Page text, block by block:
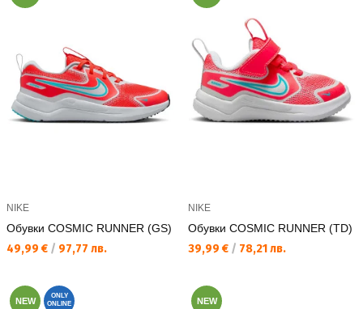
NIKE
Обувки COSMIC RUNNER (GS)
Текуща цена:
49,99 € / 97,77 лв.
NIKE
Обувки COSMIC RUNNER (TD)
Текуща цена:
39,99 € / 78,21 лв.
NEW
ONLY
ONLINE
NEW